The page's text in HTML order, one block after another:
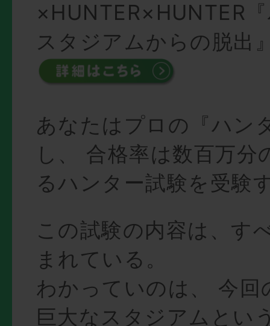
×HUNTER×HUNTER
スタジアムからの脱出
あなたはプロの『ハン
し、 合格率は数百万分
るハンター試験を受験
この試験の内容は、す
まれている。
わかっていのは、 今回
巨大なスタジアムとい